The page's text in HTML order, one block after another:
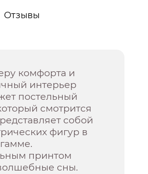
Отзывы
комфорта и
интерьер
постельный
смотрится
собой
фигур в
принтом
сны.